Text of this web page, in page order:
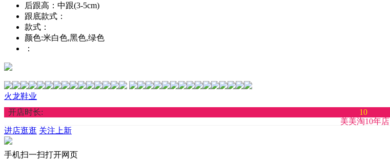
后跟高：中跟(3-5cm)
跟底款式：
款式：
颜色:米白色,黑色,绿色
：
火龙鞋业
开店时长:
10
美美淘10年店
进店逛逛 关注上新
手机扫一扫打开网页